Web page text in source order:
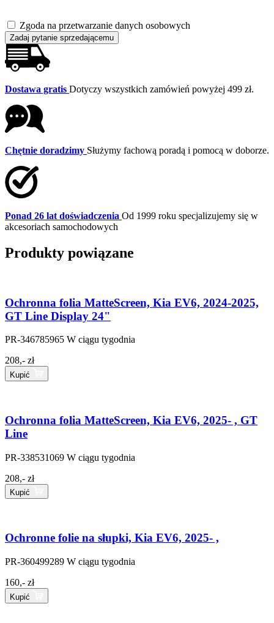
Zgoda na przetwarzanie danych osobowych
Zadaj pytanie sprzedającemu
Dostawa gratis Dotyczy wszystkich zamówień powyżej 499 zł.
Chętnie doradzimy Służymy fachową poradą i pomocą w doborze.
Ponad 26 lat doświadczenia Od 1999 roku specjalizujemy się w
akcesoriach samochodowych
Produkty powiązane
Ochronna folia MatteScreen, Kia EV6, 2024-2025,
GT Line Display 24"
PR-346785965 W ciągu tygodnia
208,- zł
Kupić
Ochronna folia MatteScreen, Kia EV6, 2025- , GT
Line
PR-338531069 W ciągu tygodnia
208,- zł
Kupić
Ochronne folie na słupki, Kia EV6, 2025- ,
PR-360499289 W ciągu tygodnia
160,- zł
Kupić